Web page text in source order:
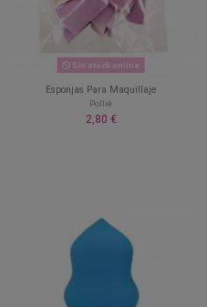
Sin stock online
Esponjas Para Maquillaje
Pollié
2,80 €